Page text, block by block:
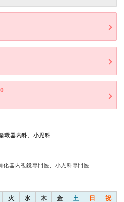
環器内科、小児科
化器内視鏡専門医、小児科専門医
火 水 木 金 土 日 祝